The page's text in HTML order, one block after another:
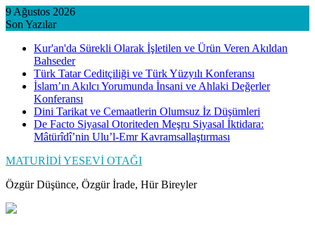
Skip
to
9 Ağustos 2026
Son Yazılar
Kur'an'da Sürekli Olarak İşletilen ve Ürün Veren Akıldan
Bahseder
Türk Tatar Ceditçiliği ve Türk Yüzyılı Konferansı
İslam’ın Akılcı Yorumunda İnsani ve Ahlaki Değerler
Konferansı
Dini Tarikat ve Cemaatlerin Olumsuz İz Düşümleri
De Facto Siyasal Otoriteden Meşru Siyasal İktidara:
Mâtürîdî’nin Ulu’l-Emr Kavramsallaştırması
MATURİDİ YESEVİ OTAĞI
Özgür Düşünce, Özgür İrade, Hür Bireyler